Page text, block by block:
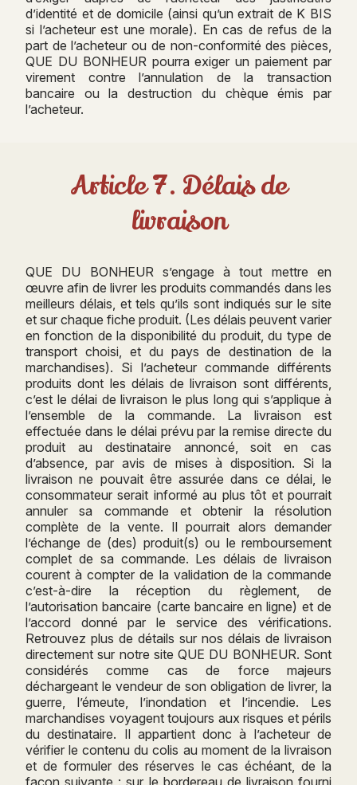
d’identité et de domicile (ainsi qu’un extrait de K BIS
si l’acheteur est une morale). En cas de refus de la
part de l’acheteur ou de non-conformité des pièces,
QUE DU BONHEUR pourra exiger un paiement par
virement contre l’annulation de la transaction
bancaire ou la destruction du chèque émis par
l’acheteur.
Article 7. Délais de
livraison
QUE DU BONHEUR s’engage à tout mettre en
œuvre afin de livrer les produits commandés dans les
meilleurs délais, et tels qu’ils sont indiqués sur le site
et sur chaque fiche produit. (Les délais peuvent varier
en fonction de la disponibilité du produit, du type de
transport choisi, et du pays de destination de la
marchandises). Si l’acheteur commande différents
produits dont les délais de livraison sont différents,
c’est le délai de livraison le plus long qui s’applique à
l’ensemble de la commande. La livraison est
effectuée dans le délai prévu par la remise directe du
produit au destinataire annoncé, soit en cas
d’absence, par avis de mises à disposition. Si la
livraison ne pouvait être assurée dans ce délai, le
consommateur serait informé au plus tôt et pourrait
annuler sa commande et obtenir la résolution
complète de la vente. Il pourrait alors demander
l’échange de (des) produit(s) ou le remboursement
complet de sa commande. Les délais de livraison
courent à compter de la validation de la commande
c’est-à-dire la réception du règlement, de
l’autorisation bancaire (carte bancaire en ligne) et de
l’accord donné par le service des vérifications.
Retrouvez plus de détails sur nos délais de livraison
directement sur notre site QUE DU BONHEUR. Sont
considérés comme cas de force majeurs
déchargeant le vendeur de son obligation de livrer, la
guerre, l’émeute, l’inondation et l’incendie. Les
marchandises voyagent toujours aux risques et périls
du destinataire. Il appartient donc à l’acheteur de
vérifier le contenu du colis au moment de la livraison
et de formuler des réserves le cas échéant, de la
façon suivante : sur le bordereau de livraison fourni